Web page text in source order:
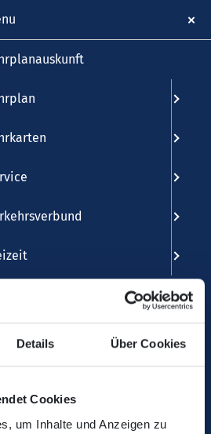
Details Über Cookies
Cookies
um Inhalte und Anzeigen zu
Eingaben löschen
mit mind. 4 Buchstaben
Mosel GmbH